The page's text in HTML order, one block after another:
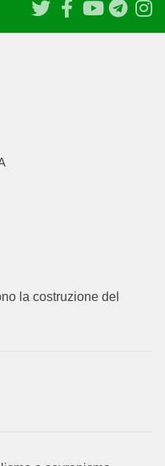
la costruzione del